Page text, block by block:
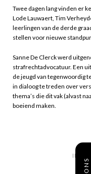
Twee dagen lang vinden er
Lode Lauwaert, Tim
leerlingen van de derde
stellen voor nieuwe
Sanne De Clerck werd
strafrechtadvocatuur. Een
de jeugd van tegenwoordig
in dialoog te treden over
thema’s die dit vak (alvast
boeiend maken.